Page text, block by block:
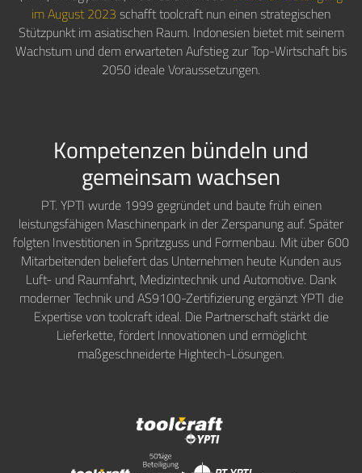
im August 2023 schafft toolcraft nun einen strategischen
Stützpunkt im asiatischen Raum. Indonesien bietet mit seinem
Wachstum und dem erwarteten Aufstieg zur Top-Wirtschaft bis
2050 ideale Voraussetzungen.
Kompetenzen bündeln und
gemeinsam wachsen
PT. YPTI wurde 1999 gegründet und baute früh einen
leistungsfähigen Maschinenpark in der Zerspanung auf. Später
folgten Investitionen in Spritzguss und Formenbau. Mit über 600
Mitarbeitenden beliefert das Unternehmen heute Kunden aus
Luft- und Raumfahrt, Medizintechnik und Automotive. Dank
moderner Technik und AS9100-Zertifizierung ergänzt YPTI die
Expertise von toolcraft ideal. Die Partnerschaft stärkt die
Lieferkette, fördert Innovationen und ermöglicht
maßgeschneiderte Hightech-Lösungen.